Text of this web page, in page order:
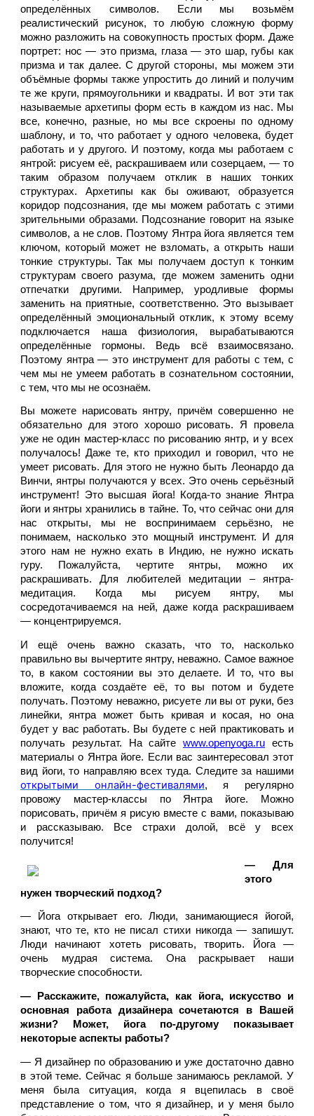
определённых символов. Если мы возьмём
реалистический рисунок, то любую сложную форму
можно разложить на совокупность простых форм. Даже
портрет: нос — это призма, глаза — это шар, губы как
призма и так далее. С другой стороны, мы можем эти
объёмные формы также упростить до линий и получим
те же круги, прямоугольники и квадраты. И вот эти так
называемые архетипы форм есть в каждом из нас. Мы
все, конечно, разные, но мы все скроены по одному
шаблону, и то, что работает у одного человека, будет
работать и у другого. И поэтому, когда мы работаем с
янтрой: рисуем её, раскрашиваем или созерцаем, — то
таким образом получаем отклик в наших тонких
структурах. Архетипы как бы оживают, образуется
коридор подсознания, где мы можем работать с этими
зрительными образами. Подсознание говорит на языке
символов, а не слов. Поэтому Янтра йога является тем
ключом, который может не взломать, а открыть наши
тонкие структуры. Так мы получаем доступ к тонким
структурам своего разума, где можем заменить одни
отпечатки другими. Например, уродливые формы
заменить на приятные, соответственно. Это вызывает
определённый эмоциональный отклик, к этому всему
подключается наша физиология, вырабатываются
определённые гормоны. Ведь всё взаимосвязано.
Поэтому янтра — это инструмент для работы с тем, с
чем мы не умеем работать в сознательном состоянии,
с тем, что мы не осознаём.
Вы можете нарисовать янтру, причём совершенно не
обязательно для этого хорошо рисовать. Я провела
уже не один мастер-класс по рисованию янтр, и у всех
получалось! Даже те, кто приходил и говорил, что не
умеет рисовать. Для этого не нужно быть Леонардо да
Винчи, янтры получаются у всех. Это очень серьёзный
инструмент! Это высшая йога! Когда-то знание Янтра
йоги и янтры хранились в тайне. То, что сейчас они для
нас открыты, мы не воспринимаем серьёзно, не
понимаем, насколько это мощный инструмент. И для
этого нам не нужно ехать в Индию, не нужно искать
гуру. Пожалуйста, чертите янтры, можно их
раскрашивать. Для любителей медитации – янтра-
медитация. Когда мы рисуем янтру, мы
сосредотачиваемся на ней, даже когда раскрашиваем
— концентрируемся.
И ещё очень важно сказать, что то, насколько
правильно вы вычертите янтру, неважно. Самое важное
то, в каком состоянии вы это делаете. И то, что вы
вложите, когда создаёте её, то вы потом и будете
получать. Поэтому неважно, рисуете ли вы от руки, без
линейки, янтра может быть кривая и косая, но она
будет у вас работать. Вы будете с ней практиковать и
получать результат. На сайте www.openyoga.ru есть
материалы о Янтра йоге. Если вас заинтересовал этот
вид йоги, то направляю всех туда. Следите за нашими
открытыми онлайн-фестивалями, я регулярно
провожу мастер-классы по Янтра йоге. Можно
порисовать, причём я рисую вместе с вами, показываю
и рассказываю. Все страхи долой, всё у всех
получится!
— Для
этого
нужен творческий подход?
— Йога открывает его. Люди, занимающиеся йогой,
знают, что те, кто не писал стихи никогда — запишут.
Люди начинают хотеть рисовать, творить. Йога —
очень мудрая система. Она раскрывает наши
творческие способности.
— Расскажите, пожалуйста, как йога, искусство и
основная работа дизайнера сочетаются в Вашей
жизни? Может, йога по-другому показывает
некоторые аспекты работы?
— Я дизайнер по образованию и уже достаточно давно
в этой теме. Сейчас я больше занимаюсь рекламой. У
меня была ситуация, когда я вцепилась в своё
представление о том, что я дизайнер, и у меня было